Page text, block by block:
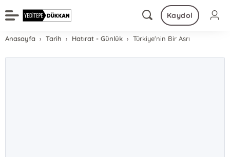
Kaydol
Anasayfa Tarih Hatırat - Günlük Türkiye'nin Bir Asrı